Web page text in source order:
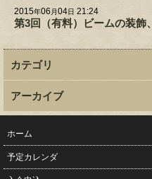
2015年06 月04日 21:24
第3回（有料）ビームの装飾
カテゴリ
アーカイブ
ホーム
予定カレンダ